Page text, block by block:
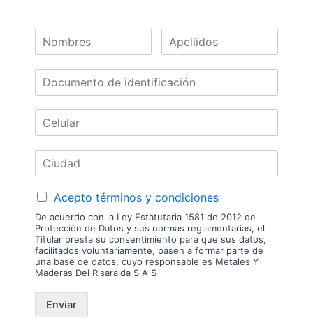
Nuestras
Marcas
Acepto términos y condiciones
De acuerdo con la Ley Estatutaria 1581 de 2012 de
Protección de Datos y sus normas reglamentarias, el
Titular presta su consentimiento para que sus datos,
facilitados voluntariamente, pasen a formar parte de
una base de datos, cuyo responsable es Metales Y
Maderas Del Risaralda S A S
Enviar